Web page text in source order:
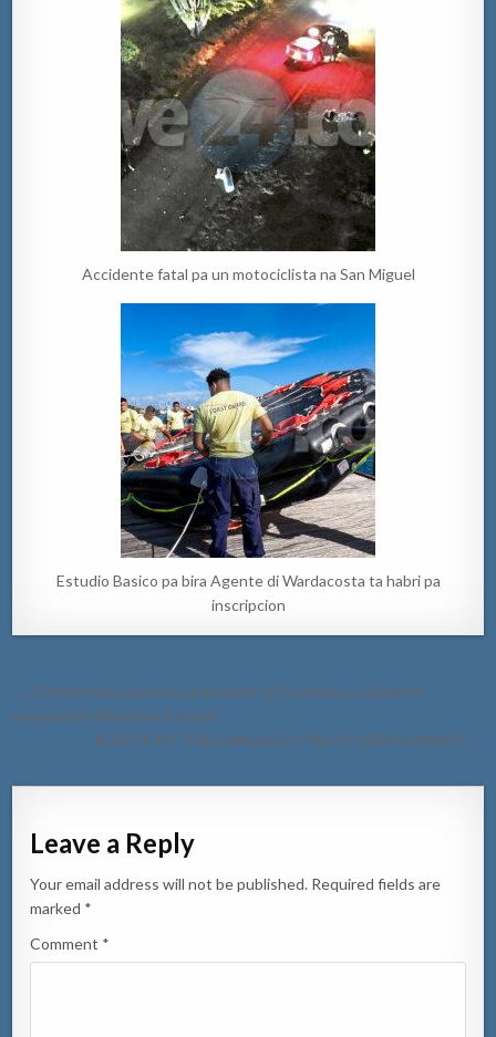
Accidente fatal pa un motociclista na San Miguel
Estudio Basico pa bira Agente di Wardacosta ta habri pa
inscripcion
Post
navigation
← Conferencia di prensa di minister di Enseñansa y Deporte
anunciando Weganan Escolar!
ALERTA PA TUR HUNGADO PIRATA DEN DOMINO! →
Leave a Reply
Your email address will not be published. Required fields are
marked *
Comment *